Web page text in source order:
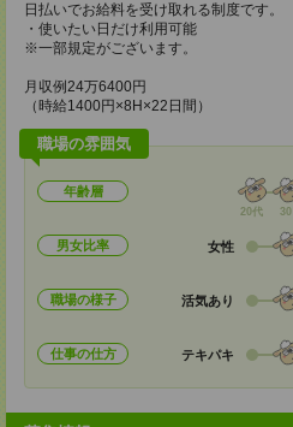
日払いでお給料を受け取れる制度です。
・使いたい日だけ利用可能
※一部規定がございます。
月収例24万6400円
（時給1400円×8H×22日間）
職場の雰囲気
年齢層
20代 30
男女比率 女性
職場の様子 活気あり
仕事の仕方 テキパキ